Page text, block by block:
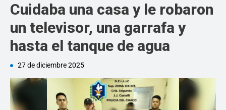
Cuidaba una casa y le robaron
un televisor, una garrafa y
hasta el tanque de agua
27 de diciembre 2025